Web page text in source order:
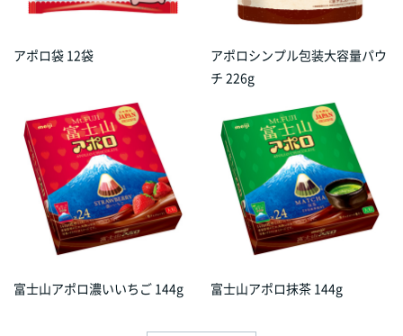
アポロ袋 12袋
アポロシンプル包装大容量パウ
チ 226g
富士山アポロ濃いいちご 144g 富士山アポロ抹茶 144g